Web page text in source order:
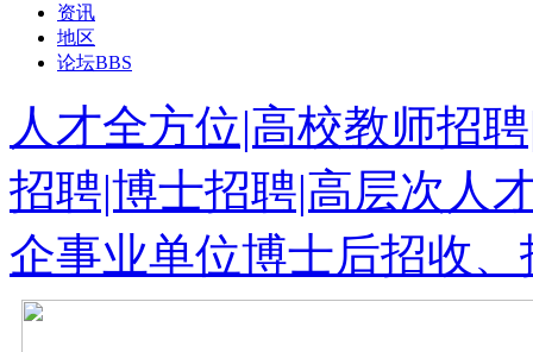
资讯
地区
论坛BBS
人才全方位|高校教师招
招聘|博士招聘|高层次人
企事业单位博士后招收、